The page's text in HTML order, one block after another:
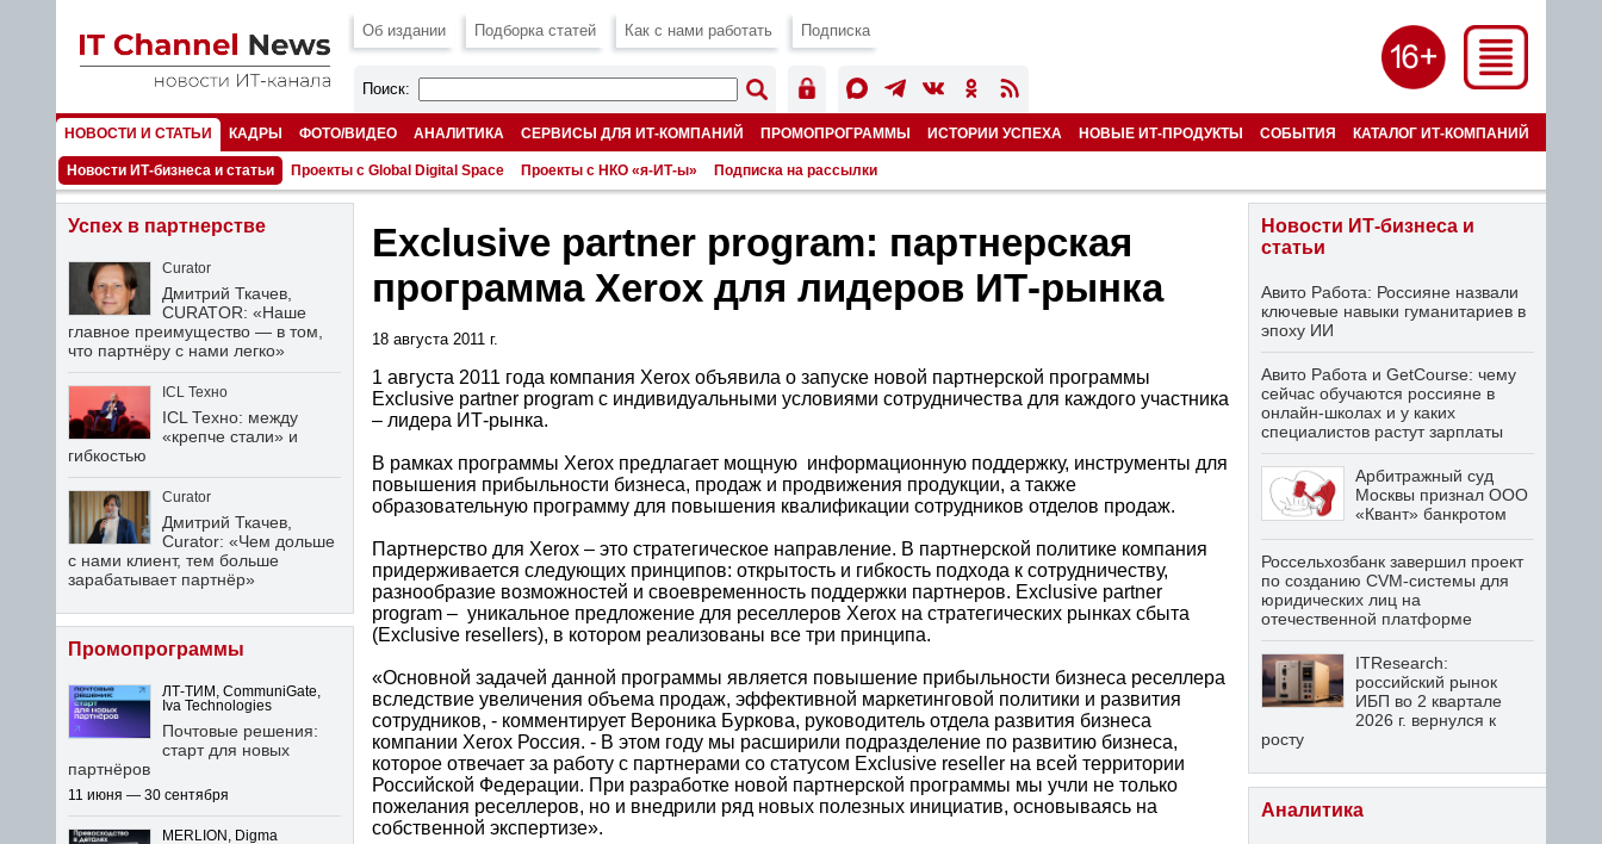
Об издании Подборка статей Как с нами работать Подписка
Поиск:
НОВОСТИ И СТАТЬИ КАДРЫ ФОТО/ВИДЕО АНАЛИТИКА СЕРВИСЫ ДЛЯ ИТ-КОМПАНИЙ ПРОМОПРОГРАММЫ ИСТОРИИ УСПЕХА НОВЫЕ ИТ-ПРОДУКТЫ СОБЫТИЯ КАТАЛОГ ИТ-КОМПАНИЙ
НОМЕРА
Новости ИТ-бизнеса и статьи Проекты с Global Digital Space Проекты с НКО «я-ИТ-ы» Подписка на рассылки
Exclusive partner program: партнерская
программа Xerox для лидеров ИТ-рынка
18 августа 2011 г.
1 августа 2011 года компания Xerox объявила о запуске новой партнерской программы
Exclusive partner program с индивидуальными условиями сотрудничества для каждого участника
– лидера ИТ-рынка.
В рамках программы Xerox предлагает мощную информационную поддержку, инструменты для
повышения прибыльности бизнеса, продаж и продвижения продукции, а также
образовательную программу для повышения квалификации сотрудников отделов продаж.
Партнерство для Xerox – это стратегическое направление. В партнерской политике компания
придерживается следующих принципов: открытость и гибкость подхода к сотрудничеству,
разнообразие возможностей и своевременность поддержки партнеров. Exclusive partner
program – уникальное предложение для реселлеров Xerox на стратегических рынках сбыта
(Exclusive resellers), в котором реализованы все три принципа.
«Основной задачей данной программы является повышение прибыльности бизнеса реселлера
вследствие увеличения объема продаж, эффективной маркетинговой политики и развития
сотрудников, - комментирует Вероника Буркова, руководитель отдела развития бизнеса
компании Xerox Россия. - В этом году мы расширили подразделение по развитию бизнеса,
которое отвечает за работу с партнерами со статусом Exclusive reseller на всей территории
Российской Федерации. При разработке новой партнерской программы мы учли не только
пожелания реселлеров, но и внедрили ряд новых полезных инициатив, основываясь на
собственной экспертизе».
Успех в партнерстве
Curator
Дмитрий Ткачев,
CURATOR: «Наше
главное преимущество — в том,
что партнёру с нами легко»
ICL Техно
ICL Техно: между
«крепче стали» и
гибкостью
Curator
Дмитрий Ткачев,
Curator: «Чем дольше
с нами клиент, тем больше
зарабатывает партнёр»
Промопрограммы
ЛТ-ТИМ, CommuniGate,
Iva Technologies
Почтовые решения:
старт для новых
партнёров
11 июня — 30 сентября
MERLION, Digma
Новости ИТ-бизнеса и
статьи
Авито Работа: Россияне назвали
ключевые навыки гуманитариев в
эпоху ИИ
Авито Работа и GetCourse: чему
сейчас обучаются россияне в
онлайн-школах и у каких
специалистов растут зарплаты
Арбитражный суд
Москвы признал ООО
«Квант» банкротом
Россельхозбанк завершил проект
по созданию CVM-системы для
юридических лиц на
отечественной платформе
ITResearch:
российский рынок
ИБП во 2 квартале
2026 г. вернулся к
росту
Аналитика